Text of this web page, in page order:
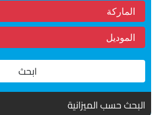
ابحث
البحث حسب الميزانية